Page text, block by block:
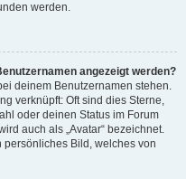
werden.
angezeigt werden?
deinem Benutzernamen stehen.
verknüpft: Oft sind dies Sterne,
oder deinen Status im Forum
auch als „Avatar“ bezeichnet.
Bild, welches von